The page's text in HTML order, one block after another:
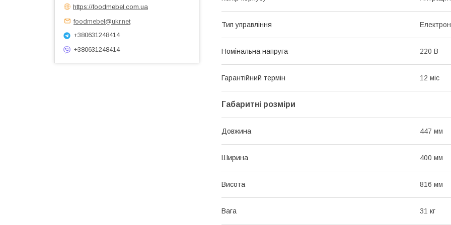
Тип управління
Номінальна напруга 220 В
Гарантійний термін 12 міс
Габаритні розміри
Довжина 447 мм
Ширина 400 мм
Висота 816 мм
Вага 31 кг
https://foodmebel.com.ua
foodmebel@ukr.net
+380631248414
+380631248414